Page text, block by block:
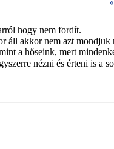
hogy nem fordít.
áll akkor nem azt
a hőseink, mert
nézni és érteni is a